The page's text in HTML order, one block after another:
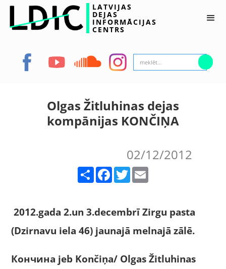
LATVIJAS
DEJAS
INFORMĀCIJAS
CENTRS
Olgas Žitluhinas dejas
kompānijas KONČIŅA
02/12/2012
Facebook Twitter
2012.gada 2.un 3.decembrī Zirgu pasta
(Dzirnavu iela 46) jaunajā melnajā zālē.
Кончина jeb Končiņa/ Olgas Žitluhinas